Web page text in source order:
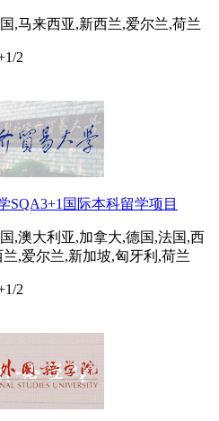
,马来西亚,新西兰,爱尔兰,荷兰
2
SQA3+1国际本科留学项目
,澳大利亚,加拿大,德国,法国,西
,爱尔兰,新加坡,匈牙利,荷兰
2